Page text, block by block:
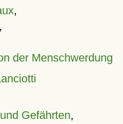
,
der Menschwerdung
Gefährten,